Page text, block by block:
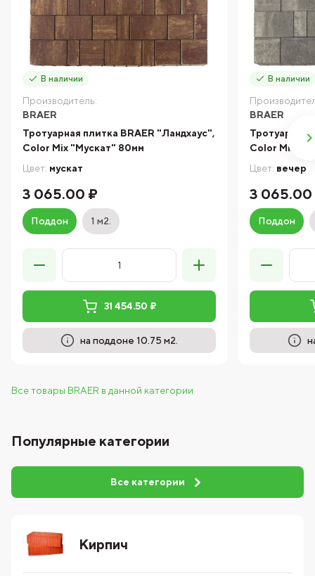
В наличии
Производитель:
BRAER
Тротуарная плитка BRAER "Ландхаус",
Color Mix "Мускат" 80мм
Цвет: мускат
3 065.00 ₽
Поддон 1 м2.
31 454.50 ₽
на поддоне 10.75 м2.
В наличии
BRAER
Тротуарная
Color Mix
Цвет: вечер
3 065.00
Поддон
Все товары BRAER в данной категории
Популярные категории
Все категории
Кирпич